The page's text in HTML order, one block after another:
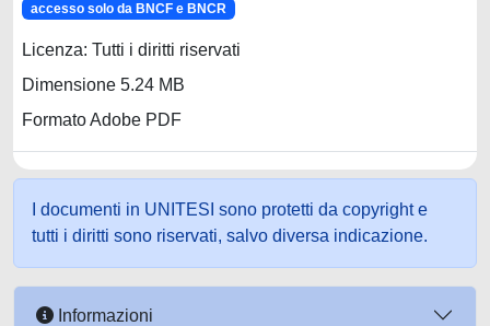
accesso solo da BNCF e BNCR
Licenza: Tutti i diritti riservati
Dimensione 5.24 MB
Formato Adobe PDF
I documenti in UNITESI sono protetti da copyright e
tutti i diritti sono riservati, salvo diversa indicazione.
Informazioni